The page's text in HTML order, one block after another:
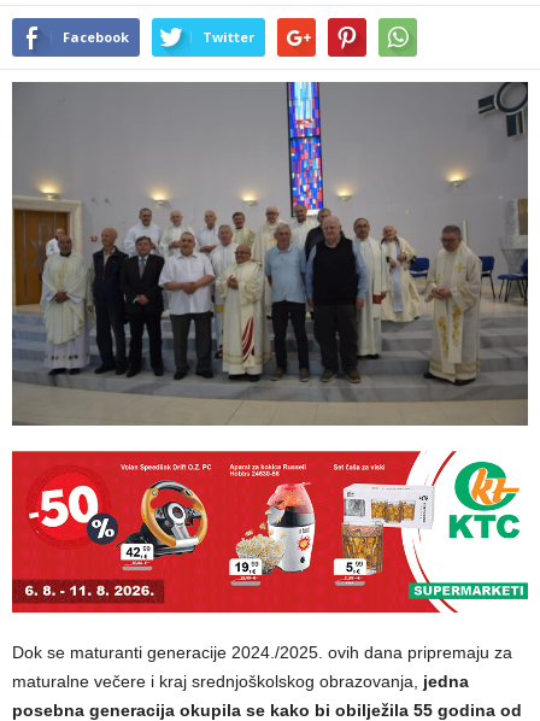
Facebook Twitter
Dok se maturanti generacije 2024./2025. ovih dana pripremaju za
maturalne večere i kraj srednjoškolskog obrazovanja, jedna
posebna generacija okupila se kako bi obilježila 55 godina od